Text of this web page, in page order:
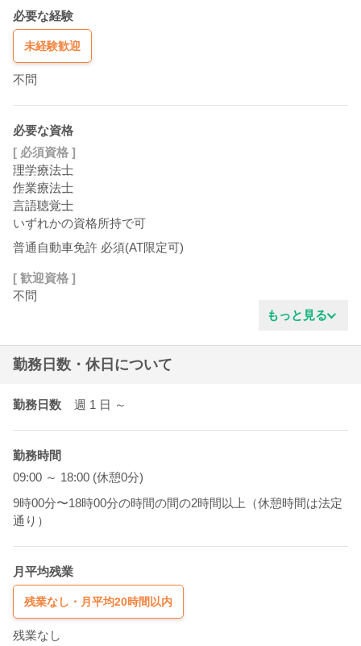
必要な経験
未経験歓迎
不問
必要な資格
[ 必須資格 ]
理学療法士
作業療法士
言語聴覚士
いずれかの資格所持で可
普通自動車免許 必須(AT限定可)
[ 歓迎資格 ]
不問
もっと見る
勤務日数・休日について
勤務日数 週 1 日 ～
勤務時間
09:00 ～ 18:00 (休憩0分)
9時00分〜18時00分の時間の間の2時間以上（休憩時間は法定
通り）
月平均残業
残業なし・月平均20時間以内
残業なし